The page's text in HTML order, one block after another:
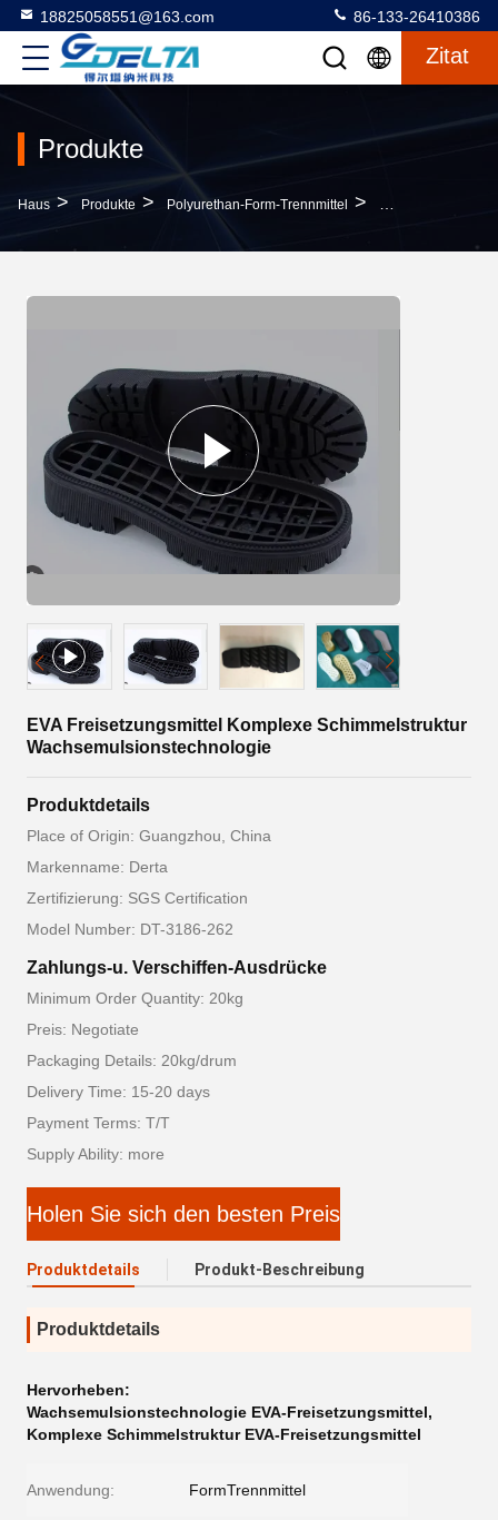
18825058551@163.com 86-133-26410386
Zitat
Produkte
Haus > Produkte > Polyurethan-Form-Trennmittel > EVA
EVA Freisetzungsmittel Komplexe Schimmelstruktur
Wachsemulsionstechnologie
Produktdetails
Place of Origin: Guangzhou, China
Markenname: Derta
Zertifizierung: SGS Certification
Model Number: DT-3186-262
Zahlungs-u. Verschiffen-Ausdrücke
Minimum Order Quantity: 20kg
Preis: Negotiate
Packaging Details: 20kg/drum
Delivery Time: 15-20 days
Payment Terms: T/T
Supply Ability: more
Holen Sie sich den besten Preis
Produktdetails Produkt-Beschreibung
Produktdetails
Hervorheben:
Wachsemulsionstechnologie EVA-Freisetzungsmittel,
Komplexe Schimmelstruktur EVA-Freisetzungsmittel
Anwendung: FormTrennmittel